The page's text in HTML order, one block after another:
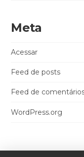
Meta
Acessar
Feed de posts
Feed de
WordPress.org